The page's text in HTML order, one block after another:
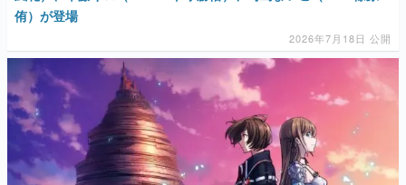
侑）が登場
2026年7月18日 公開